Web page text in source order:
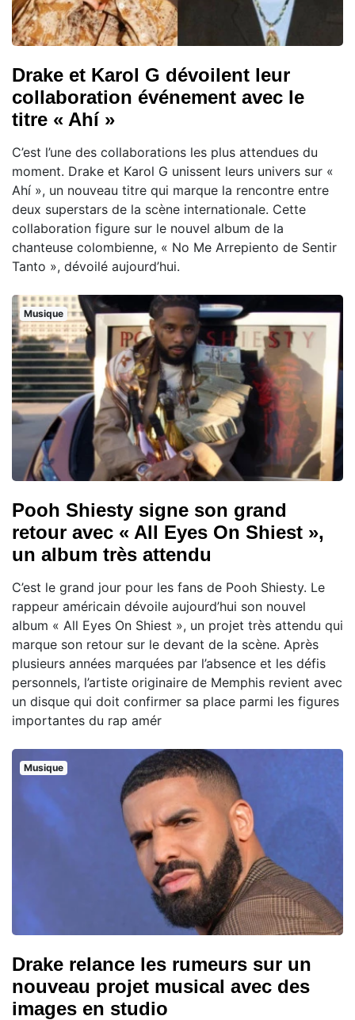
Drake et Karol G dévoilent leur
collaboration événement avec le
titre « Ahí »
C’est l’une des collaborations les plus attendues du
moment. Drake et Karol G unissent leurs univers sur «
Ahí », un nouveau titre qui marque la rencontre entre
deux superstars de la scène internationale. Cette
collaboration figure sur le nouvel album de la
chanteuse colombienne, « No Me Arrepiento de Sentir
Tanto », dévoilé aujourd’hui.
Musique
Pooh Shiesty signe son grand
retour avec « All Eyes On Shiest »,
un album très attendu
C’est le grand jour pour les fans de Pooh Shiesty. Le
rappeur américain dévoile aujourd’hui son nouvel
album « All Eyes On Shiest », un projet très attendu qui
marque son retour sur le devant de la scène. Après
plusieurs années marquées par l’absence et les défis
personnels, l’artiste originaire de Memphis revient avec
un disque qui doit confirmer sa place parmi les figures
importantes du rap amér
Musique
Drake relance les rumeurs sur un
nouveau projet musical avec des
images en studio